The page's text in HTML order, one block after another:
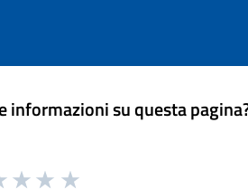
informazioni su questa